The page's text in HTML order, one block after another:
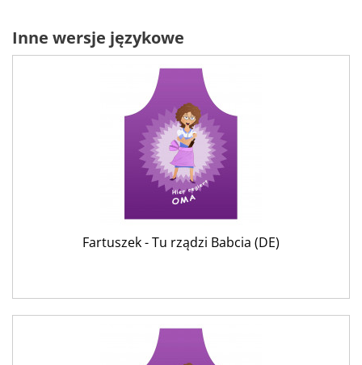
Inne wersje językowe
Fartuszek - Tu rządzi Babcia (DE)